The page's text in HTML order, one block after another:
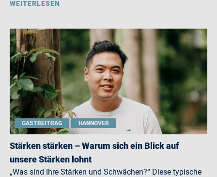
WEITERLESEN
GASTBEITRAG HANNOVER
Stärken stärken – Warum sich ein Blick auf
unsere Stärken lohnt
„Was sind Ihre Stärken und Schwächen?“ Diese typische